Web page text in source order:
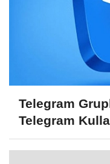
Telegram
Telegram